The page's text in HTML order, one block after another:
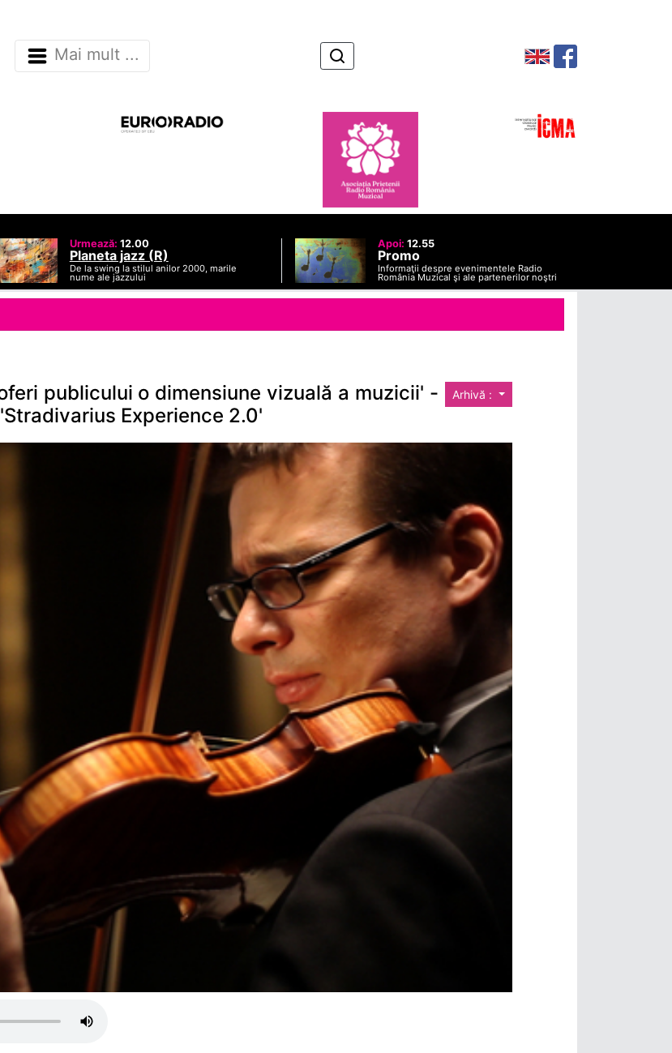
Mai mult ...
Urmează: 12.00
Planeta jazz (R)
De la swing la stilul anilor 2000, marile
nume ale jazzului
Apoi: 12.55
Promo
Informaţii despre evenimentele Radio
România Muzical şi ale partenerilor noştri
Arhivă :
publicului o dimensiune vizuală a muzicii' -
Experience 2.0'